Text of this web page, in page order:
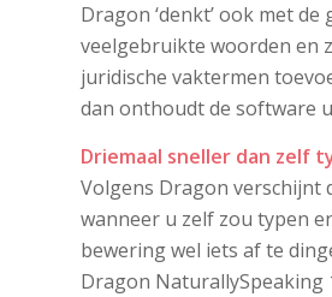
Dragon ‘denkt’ ook met
veelgebruikte woorden en
juridische vaktermen
dan onthoudt de software
Driemaal sneller dan zelf
Volgens Dragon verschijnt
wanneer u zelf zou typen
bewering wel iets af te
Dragon NaturallySpeaking